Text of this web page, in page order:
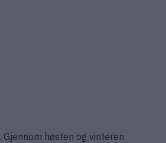
høsten og vinteren